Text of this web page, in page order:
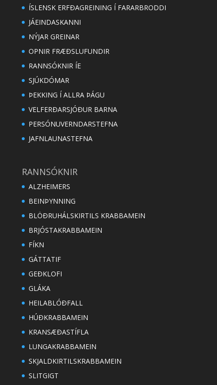
ÍSLENSK ERFÐAGREINING Í FARARBRODDI
JÁEINDASKANNI
NÝJAR GREINAR
OPNIR FRÆÐSLUFUNDIR
RANNSÓKNIR ÍE
SJÚKDÓMAR
ÞEKKING Í ALLRA ÞÁGU
VELFERÐARSJÓÐUR BARNA
PERSÓNUVERNDARSTEFNA
JAFNLAUNASTEFNA
RANNSÓKNIR
ALZHEIMERS
BEINÞYNNING
BLÖÐRUHÁLSKIRTILS KRABBAMEIN
BRJÓSTAKRABBAMEIN
FÍKN
GÁTTATIF
GEÐKLOFI
GLÁKA
HEILABLÓÐFALL
HÚÐKRABBAMEIN
KRANSÆÐASTÍFLA
LUNGAKRABBAMEIN
SKJALDKIRTILSKRABBAMEIN
SLITGIGT